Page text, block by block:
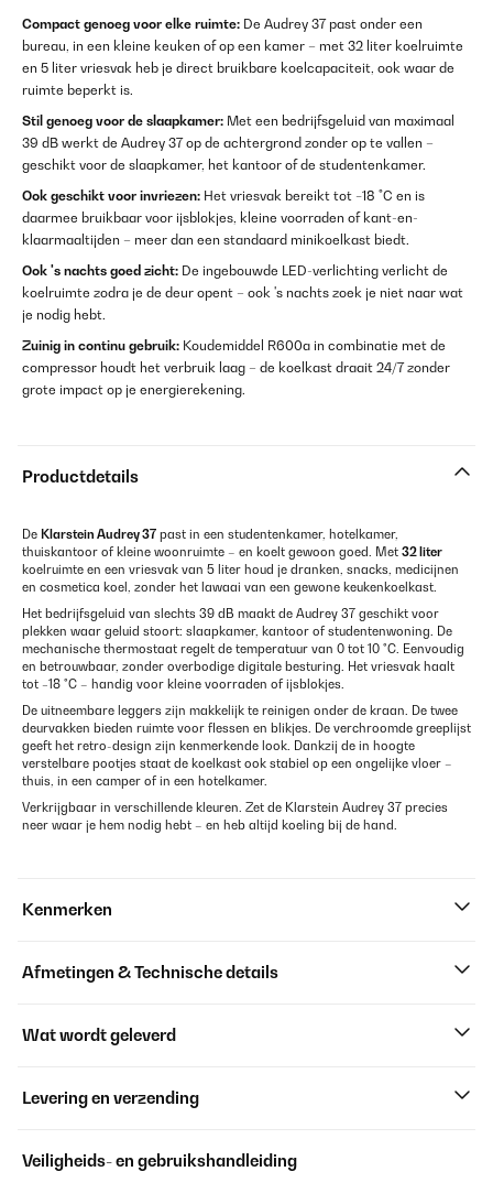
Compact genoeg voor elke ruimte: De Audrey 37 past onder een
bureau, in een kleine keuken of op een kamer – met 32 liter koelruimte
en 5 liter vriesvak heb je direct bruikbare koelcapaciteit, ook waar de
ruimte beperkt is.
Stil genoeg voor de slaapkamer: Met een bedrijfsgeluid van maximaal
39 dB werkt de Audrey 37 op de achtergrond zonder op te vallen –
geschikt voor de slaapkamer, het kantoor of de studentenkamer.
Ook geschikt voor invriezen: Het vriesvak bereikt tot −18 °C en is
daarmee bruikbaar voor ijsblokjes, kleine voorraden of kant-en-
klaarmaaltijden – meer dan een standaard minikoelkast biedt.
Ook 's nachts goed zicht: De ingebouwde LED-verlichting verlicht de
koelruimte zodra je de deur opent – ook 's nachts zoek je niet naar wat
je nodig hebt.
Zuinig in continu gebruik: Koudemiddel R600a in combinatie met de
compressor houdt het verbruik laag – de koelkast draait 24/7 zonder
grote impact op je energierekening.
Productdetails
De Klarstein Audrey 37 past in een studentenkamer, hotelkamer,
thuiskantoor of kleine woonruimte – en koelt gewoon goed. Met 32 liter
koelruimte en een vriesvak van 5 liter houd je dranken, snacks, medicijnen
en cosmetica koel, zonder het lawaai van een gewone keukenkoelkast.
Het bedrijfsgeluid van slechts 39 dB maakt de Audrey 37 geschikt voor
plekken waar geluid stoort: slaapkamer, kantoor of studentenwoning. De
mechanische thermostaat regelt de temperatuur van 0 tot 10 °C. Eenvoudig
en betrouwbaar, zonder overbodige digitale besturing. Het vriesvak haalt
tot −18 °C – handig voor kleine voorraden of ijsblokjes.
De uitneembare leggers zijn makkelijk te reinigen onder de kraan. De twee
deurvakken bieden ruimte voor flessen en blikjes. De verchroomde greeplijst
geeft het retro-design zijn kenmerkende look. Dankzij de in hoogte
verstelbare pootjes staat de koelkast ook stabiel op een ongelijke vloer –
thuis, in een camper of in een hotelkamer.
Verkrijgbaar in verschillende kleuren. Zet de Klarstein Audrey 37 precies
neer waar je hem nodig hebt – en heb altijd koeling bij de hand.
Kenmerken
Afmetingen & Technische details
Wat wordt geleverd
Levering en verzending
Veiligheids- en gebruikshandleiding